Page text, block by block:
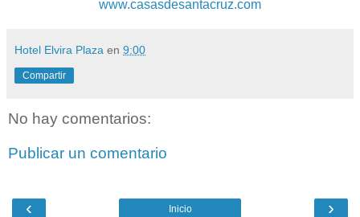
www.casasdesantacruz.com
Hotel Elvira Plaza en 9:00
Compartir
No hay comentarios:
Publicar un comentario
‹ ›
Inicio